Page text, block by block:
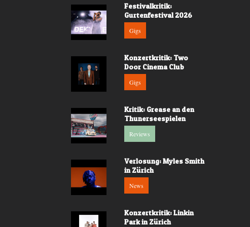
Festivalkritik:
Gurtenfestival 2026
Gigs
Konzertkritik: Two
Door Cinema Club
Gigs
Kritik: Grease an den
Thunerseespielen
Reviews
Verlosung: Myles Smith
in Zürich
News
Konzertkritik: Linkin
Park in Zürich